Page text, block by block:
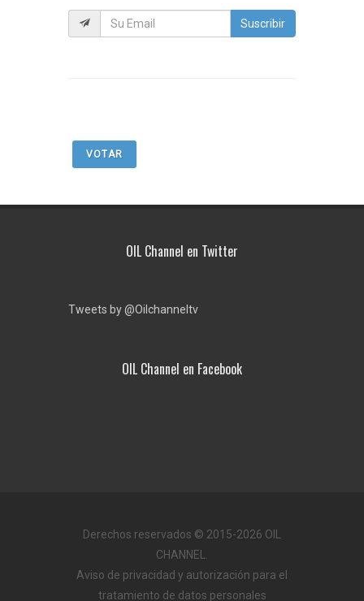
Suscribir
VOTAR
OIL Channel en Twitter
Tweets by @Oilchanneltv
OIL Channel en Facebook
Derechos reservados © 2015-2026 OIL
CHANNEL.
Aviso de privacidad y autorización para el
tratamiento de datos personales